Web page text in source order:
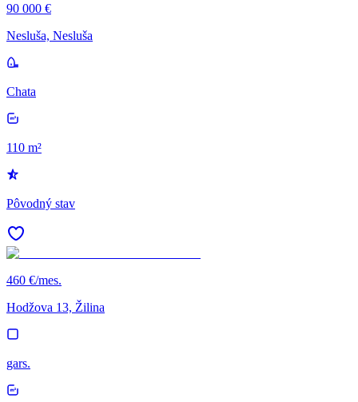
90 000 €
Nesluša, Nesluša
Chata
110 m²
Pôvodný stav
460 €/mes.
Hodžova 13, Žilina
gars.